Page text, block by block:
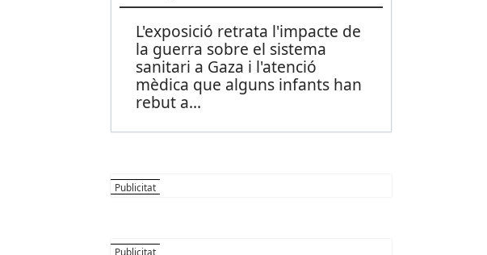
L'exposició retrata l'impacte de
la guerra sobre el sistema
sanitari a Gaza i l'atenció
mèdica que alguns infants han
rebut a...